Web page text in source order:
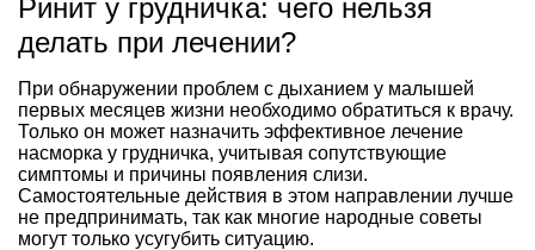
Ринит у грудничка: чего нельзя
делать при лечении?
При обнаружении проблем с дыханием у малышей
первых месяцев жизни необходимо обратиться к врачу.
Только он может назначить эффективное лечение
насморка у грудничка, учитывая сопутствующие
симптомы и причины появления слизи.
Самостоятельные действия в этом направлении лучше
не предпринимать, так как многие народные советы
могут только усугубить ситуацию.